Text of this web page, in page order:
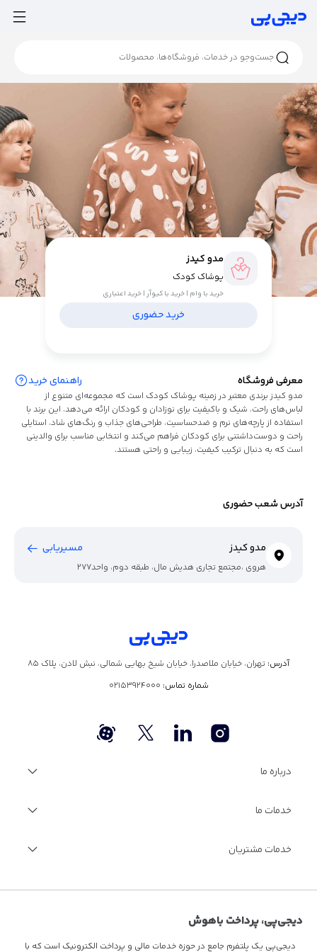
مدو کیدز
پوشاک کودک
خرید با وام | خرید با کیوآر | خرید اعتباری
خرید حضوری
معرفی فروشگاه راهنمای خرید
مدو کیدز برندی معتبر در زمینه پوشاک کودک است که مجموعه‌ای متنوع از
لباس‌های راحت، شیک و باکیفیت برای نوزادان و کودکان ارائه می‌دهد. این برند با
استفاده از پارچه‌های نرم و ضدحساسیت، طراحی‌های جذاب و رنگ‌های شاد، استایلی
راحت و دوست‌داشتنی برای کودکان فراهم می‌کند و انتخابی مناسب برای والدینی
است که به دنبال ترکیب کیفیت، زیبایی و راحتی هستند.
آدرس شعب حضوری
مدو کیدز مسیریابی
هروی ،مجتمع تجاری هدیش مال، طبقه دوم، واحد277
آدرس: تهران، خیابان ملاصدرا، خیابان شیخ بهایی شمالی، نبش لادن، پلاک ۸۵
شماره تماس: 02153924000
درباره ما
گزارش سالانه
مستندات فنی
خدمات ما
خدمات ویژه مالی
خدمات مشتریان
قوانین و مقررات
دیجی‌پی، پرداخت باهوش
دیجی‌پی یک پلتفرم جامع در حوزه خدمات مالی و پرداخت الکترونیک است که با